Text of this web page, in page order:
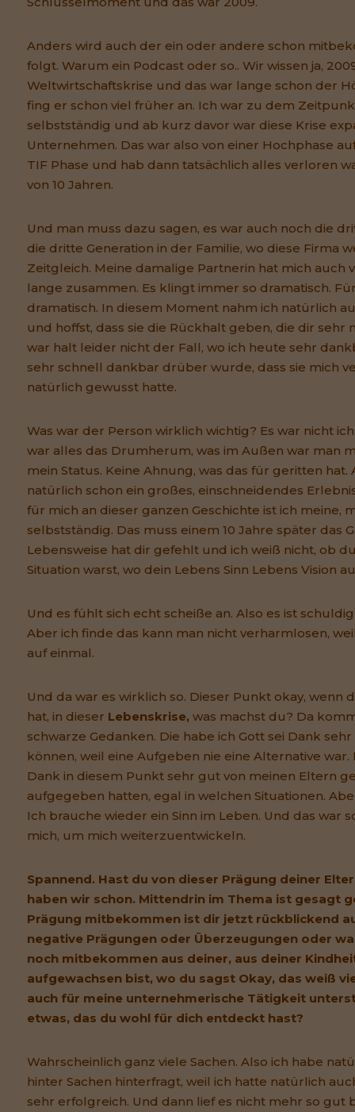
Anders wird auch der ein oder andere schon
folgt. Warum ein Podcast oder so.. Wir wissen ja,
Weltwirtschaftskrise und das war lange schon der
fing er schon viel früher an. Ich war zu dem
selbstständig und ab kurz davor war diese Krise
Unternehmen. Das war also von einer Hochphase
TIF Phase und hab dann tatsächlich alles verloren
von 10 Jahren.
Und man muss dazu sagen, es war auch noch die
die dritte Generation in der Familie, wo diese Firma
Zeitgleich. Meine damalige Partnerin hat mich auch
lange zusammen. Es klingt immer so dramatisch.
dramatisch. In diesem Moment nahm ich natürlich
und hoffst, dass sie die Rückhalt geben, die dir sehr
war halt leider nicht der Fall, wo ich heute sehr
sehr schnell dankbar drüber wurde, dass sie mich
natürlich gewusst hatte.
Was war der Person wirklich wichtig? Es war nicht
war alles das Drumherum, was im Außen war man
mein Status. Keine Ahnung, was das für geritten hat.
natürlich schon ein großes, einschneidendes
für mich an dieser ganzen Geschichte ist ich meine,
selbstständig. Das muss einem 10 Jahre später das
Lebensweise hat dir gefehlt und ich weiß nicht, ob
Situation warst, wo dein Lebens Sinn Lebens Vision
Und es fühlt sich echt scheiße an. Also es ist
Aber ich finde das kann man nicht verharmlosen,
auf einmal.
Und da war es wirklich so. Dieser Punkt okay, wenn
hat, in dieser Lebenskrise, was machst du? Da
schwarze Gedanken. Die habe ich Gott sei Dank
können, weil eine Aufgeben nie eine Alternative war.
Dank in diesem Punkt sehr gut von meinen Eltern
aufgegeben hatten, egal in welchen Situationen.
Ich brauche wieder ein Sinn im Leben. Und das war
mich, um mich weiterzuentwickeln.
Spannend. Hast du von dieser Prägung deiner
haben wir schon. Mittendrin im Thema ist gesagt
Prägung mitbekommen ist dir jetzt rückblickend
negative Prägungen oder Überzeugungen oder
noch mitbekommen aus deiner, aus deiner
aufgewachsen bist, wo du sagst Okay, das weiß
auch für meine unternehmerische Tätigkeit
etwas, das du wohl für dich entdeckt hast?
Wahrscheinlich ganz viele Sachen. Also ich habe
hinter Sachen hinterfragt, weil ich hatte natürlich
sehr erfolgreich. Und dann lief es nicht mehr so gut